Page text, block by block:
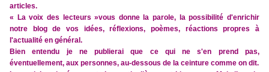
articles.
« La voix des lecteurs »vous donne la parole, la possibilité d'enrichir
notre blog de vos idées, réflexions, poèmes, réactions propres à
l'actualité en général.
Bien entendu je ne publierai que ce qui ne s'en prend pas,
éventuellement, aux personnes, au-dessous de la ceinture comme on dit.